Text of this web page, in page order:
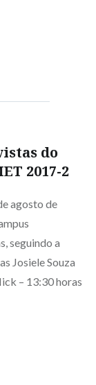
do
2017-2
agosto de
seguindo a
Josiele Souza
– 13:30 horas